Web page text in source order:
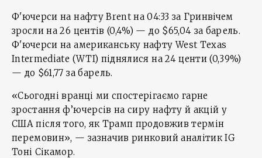
Ф'ючерси на нафту Brent на 04:33 за Гринвічем
зросли на 26 центів (0,4%) — до $65,04 за барель.
Ф'ючерси на американську нафту West Texas
Intermediate (WTI) піднялися на 24 центи (0,39%)
— до $61,77 за барель.
«Сьогодні вранці ми спостерігаємо гарне
зростання ф’ючерсів на сиру нафту й акцій у
США після того, як Трамп продовжив термін
перемовин», — зазначив ринковий аналітик IG
Тоні Сікамор.